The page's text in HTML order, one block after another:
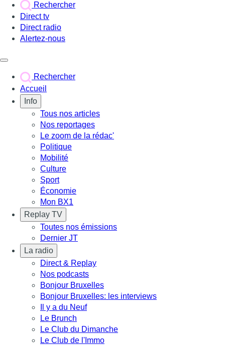
Rechercher
Direct tv
Direct radio
Alertez-nous
Rechercher
Accueil
Info
Tous nos articles
Nos reportages
Le zoom de la rédac'
Politique
Mobilité
Culture
Sport
Économie
Mon BX1
Replay TV
Toutes nos émissions
Dernier JT
La radio
Direct & Replay
Nos podcasts
Bonjour Bruxelles
Bonjour Bruxelles: les interviews
Il y a du Neuf
Le Brunch
Le Club du Dimanche
Le Club de l'Immo